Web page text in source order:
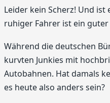
Leider kein Scherz! Und ist
ruhiger Fahrer ist ein guter
Während die deutschen
kurvten Junkies mit
Autobahnen. Hat damals
es heute also anders sein?